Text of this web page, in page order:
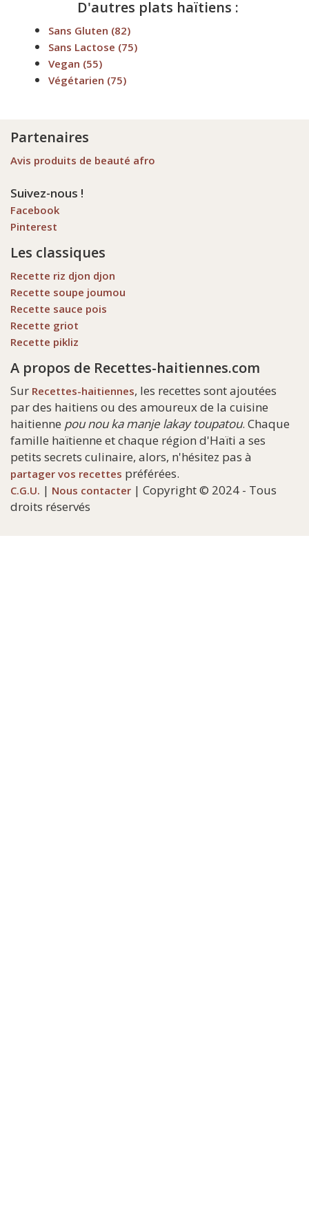
D'autres plats haïtiens :
Sans Gluten (82)
Sans Lactose (75)
Vegan (55)
Végétarien (75)
Partenaires
Avis produits de beauté afro
Suivez-nous !
Facebook
Pinterest
Les classiques
Recette riz djon djon
Recette soupe joumou
Recette sauce pois
Recette griot
Recette pikliz
A propos de Recettes-haitiennes.com
Sur Recettes-haitiennes, les recettes sont ajoutées
par des haitiens ou des amoureux de la cuisine
haitienne pou nou ka manje lakay toupatou. Chaque
famille haïtienne et chaque région d'Haïti a ses
petits secrets culinaire, alors, n'hésitez pas à
partager vos recettes préférées.
C.G.U. | Nous contacter | Copyright © 2024 - Tous
droits réservés